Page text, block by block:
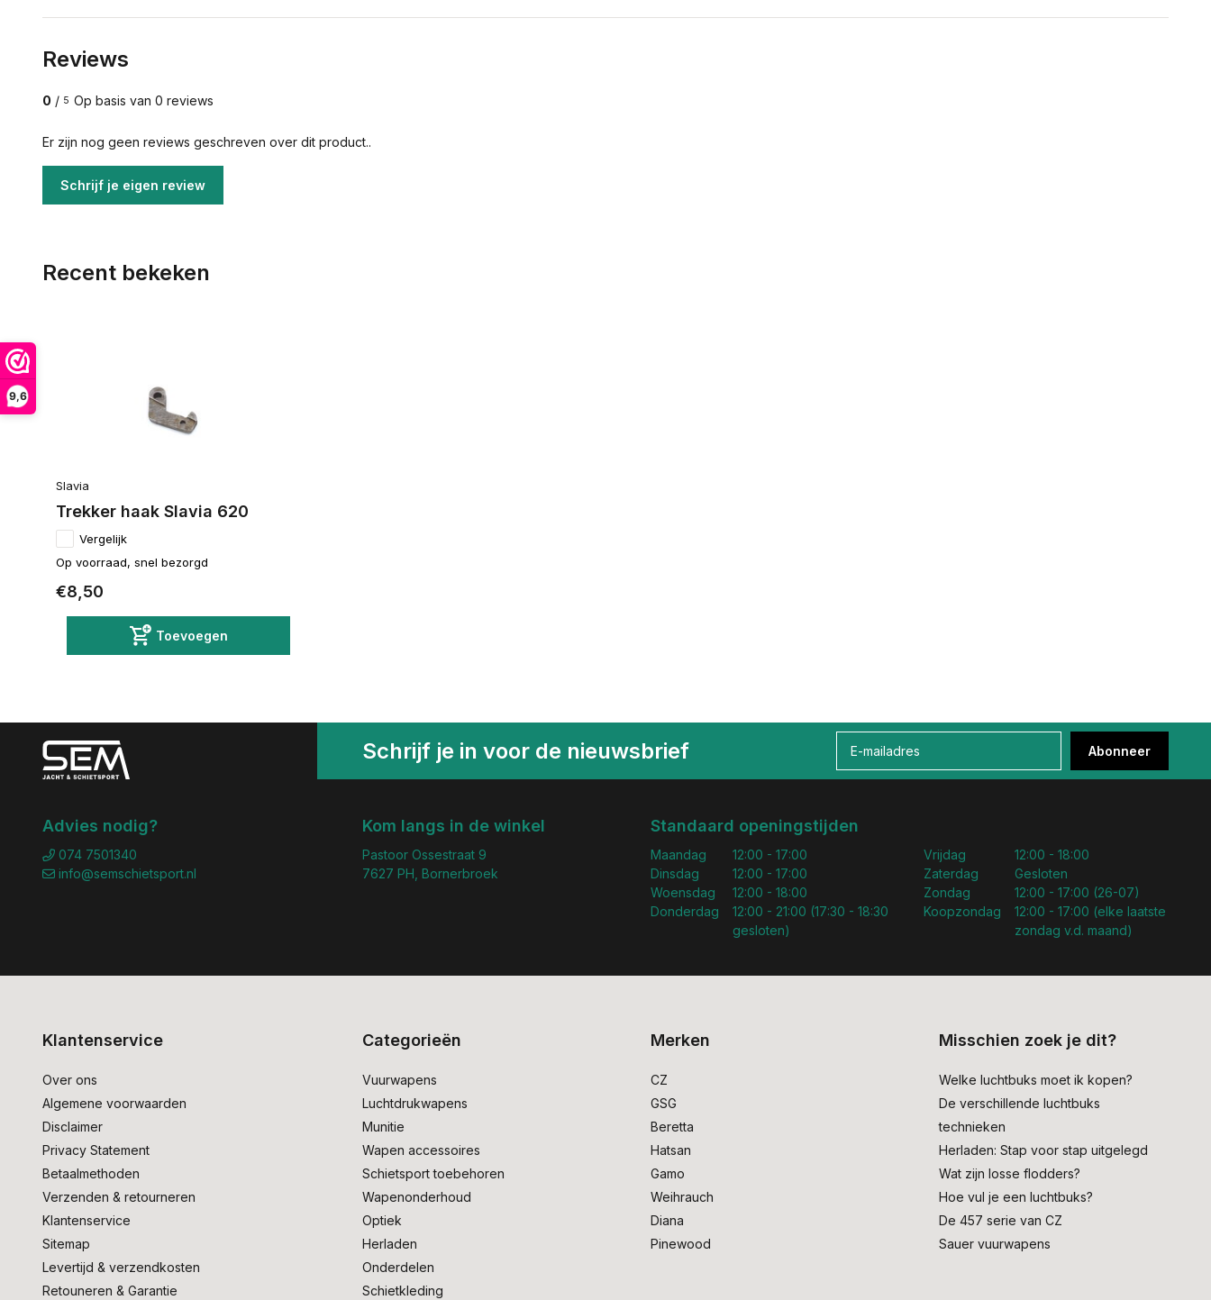
9,6
Reviews
0 / 5 Op basis van 0 reviews
Er zijn nog geen reviews geschreven over dit product..
Schrijf je eigen review
Recent bekeken
Slavia
Trekker haak Slavia 620
Vergelijk
Op voorraad, snel bezorgd
€8,50
Toevoegen
Schrijf je in voor de nieuwsbrief Abonneer
Advies nodig?
074 7501340
info@semschietsport.nl
Kom langs in de winkel
Pastoor Ossestraat 9
7627 PH, Bornerbroek
Standaard openingstijden
Maandag
Dinsdag
Woensdag
Donderdag
12:00 - 17:00
12:00 - 17:00
12:00 - 18:00
12:00 - 21:00 (17:30 - 18:30
gesloten)
Vrijdag
Zaterdag
Zondag
Koopzondag
12:00 - 18:00
Gesloten
12:00 - 17:00 (26-07)
12:00 - 17:00 (elke laatste
zondag v.d. maand)
Klantenservice
Over ons
Algemene voorwaarden
Disclaimer
Privacy Statement
Betaalmethoden
Verzenden & retourneren
Klantenservice
Sitemap
Levertijd & verzendkosten
Retouneren & Garantie
Categorieën
Vuurwapens
Luchtdrukwapens
Munitie
Wapen accessoires
Schietsport toebehoren
Wapenonderhoud
Optiek
Herladen
Onderdelen
Schietkleding
Merken
CZ
GSG
Beretta
Hatsan
Gamo
Weihrauch
Diana
Pinewood
Misschien zoek je dit?
Welke luchtbuks moet ik kopen?
De verschillende luchtbuks
technieken
Herladen: Stap voor stap uitgelegd
Wat zijn losse flodders?
Hoe vul je een luchtbuks?
De 457 serie van CZ
Sauer vuurwapens